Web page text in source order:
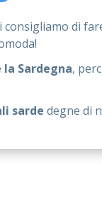
consigliamo di
Sardegna,
sarde degne di